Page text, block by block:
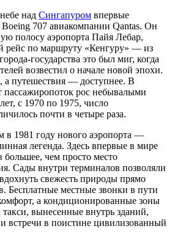
над Сингапуром впервые
707 авиакомпании Qantas. Он
полосу аэропорта Пайя Лебар,
рейс по маршруту «Кенгуру» — из
государства это был миг, когда
возвестил о начале новой эпохи.
а путешествия — доступнее. В
пассажиропоток рос небывалыми
с 1970 по 1975, число
почти в четыре раза.
в 1981 году нового аэропорта —
легенда. Здесь впервые в мире
большее, чем просто место
Сады внутри терминалов позволяли
свежесть природы прямо
Бесплатные местные звонки в пути
а кондиционированные зоны
вынесенные внутрь зданий,
встречи в поистине цивилизованный